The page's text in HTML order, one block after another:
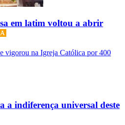
em latim voltou a abrir
vigorou na Igreja Católica por 400
a indiferença universal deste